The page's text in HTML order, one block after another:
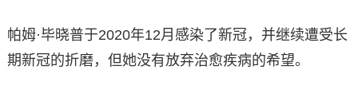
帕姆·毕晓普于2020年12月感染了新冠，并继续遭受长
期新冠的折磨，但她没有放弃治愈疾病的希望。